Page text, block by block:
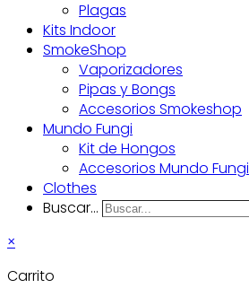
Plagas
Kits Indoor
SmokeShop
Vaporizadores
Pipas y Bongs
Accesorios Smokeshop
Mundo Fungi
Kit de Hongos
Accesorios Mundo Fungi
Clothes
Buscar...
×
Carrito